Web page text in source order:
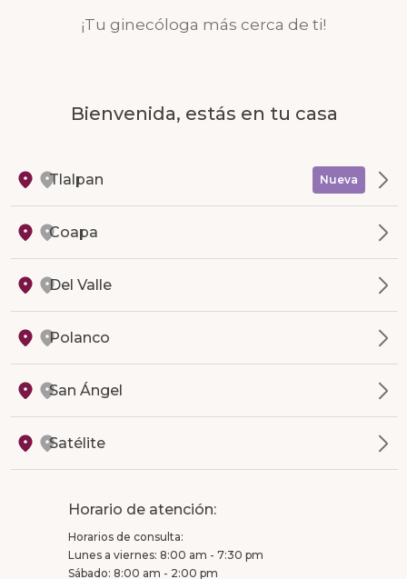
¡Tu ginecóloga más cerca de ti!
Bienvenida, estás en tu casa
Tlalpan Nueva
Coapa
Del Valle
Polanco
San Ángel
Satélite
Horario de atención:
Horarios de consulta:
Lunes a viernes: 8:00 am - 7:30 pm
Sábado: 8:00 am - 2:00 pm